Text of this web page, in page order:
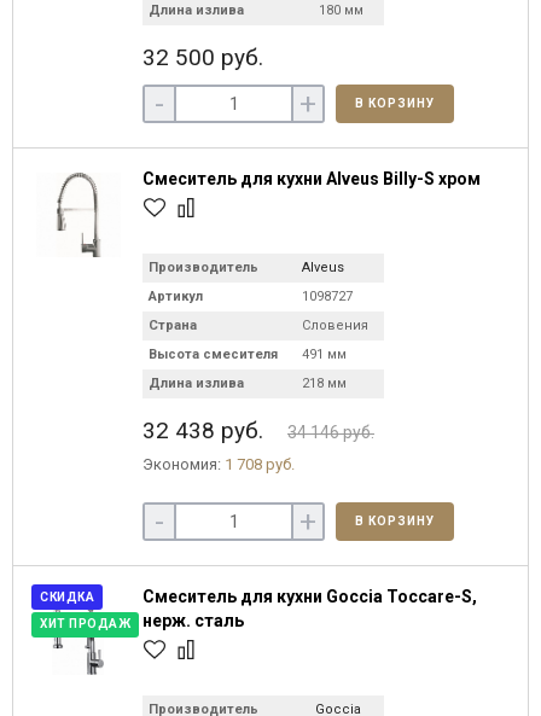
Длина излива
180 мм
32 500 руб.
- + В КОРЗИНУ
Смеситель для кухни Alveus Billy-S хром
Производитель
Alveus
Артикул
1098727
Страна
Словения
Высота смесителя
491 мм
Длина излива
218 мм
32 438 руб. 34 146 руб.
Экономия: 1 708 руб.
- + В КОРЗИНУ
СКИДКА
ХИТ ПРОДАЖ
Смеситель для кухни Goccia Toccare-S,
нерж. сталь
Производитель Goccia